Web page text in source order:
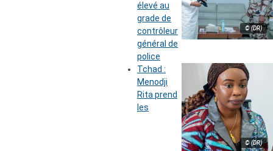
© (DR)
élevé au
grade de
contrôleur
général de
police
© (DR)
Tchad :
Menodji
Rita prend
les